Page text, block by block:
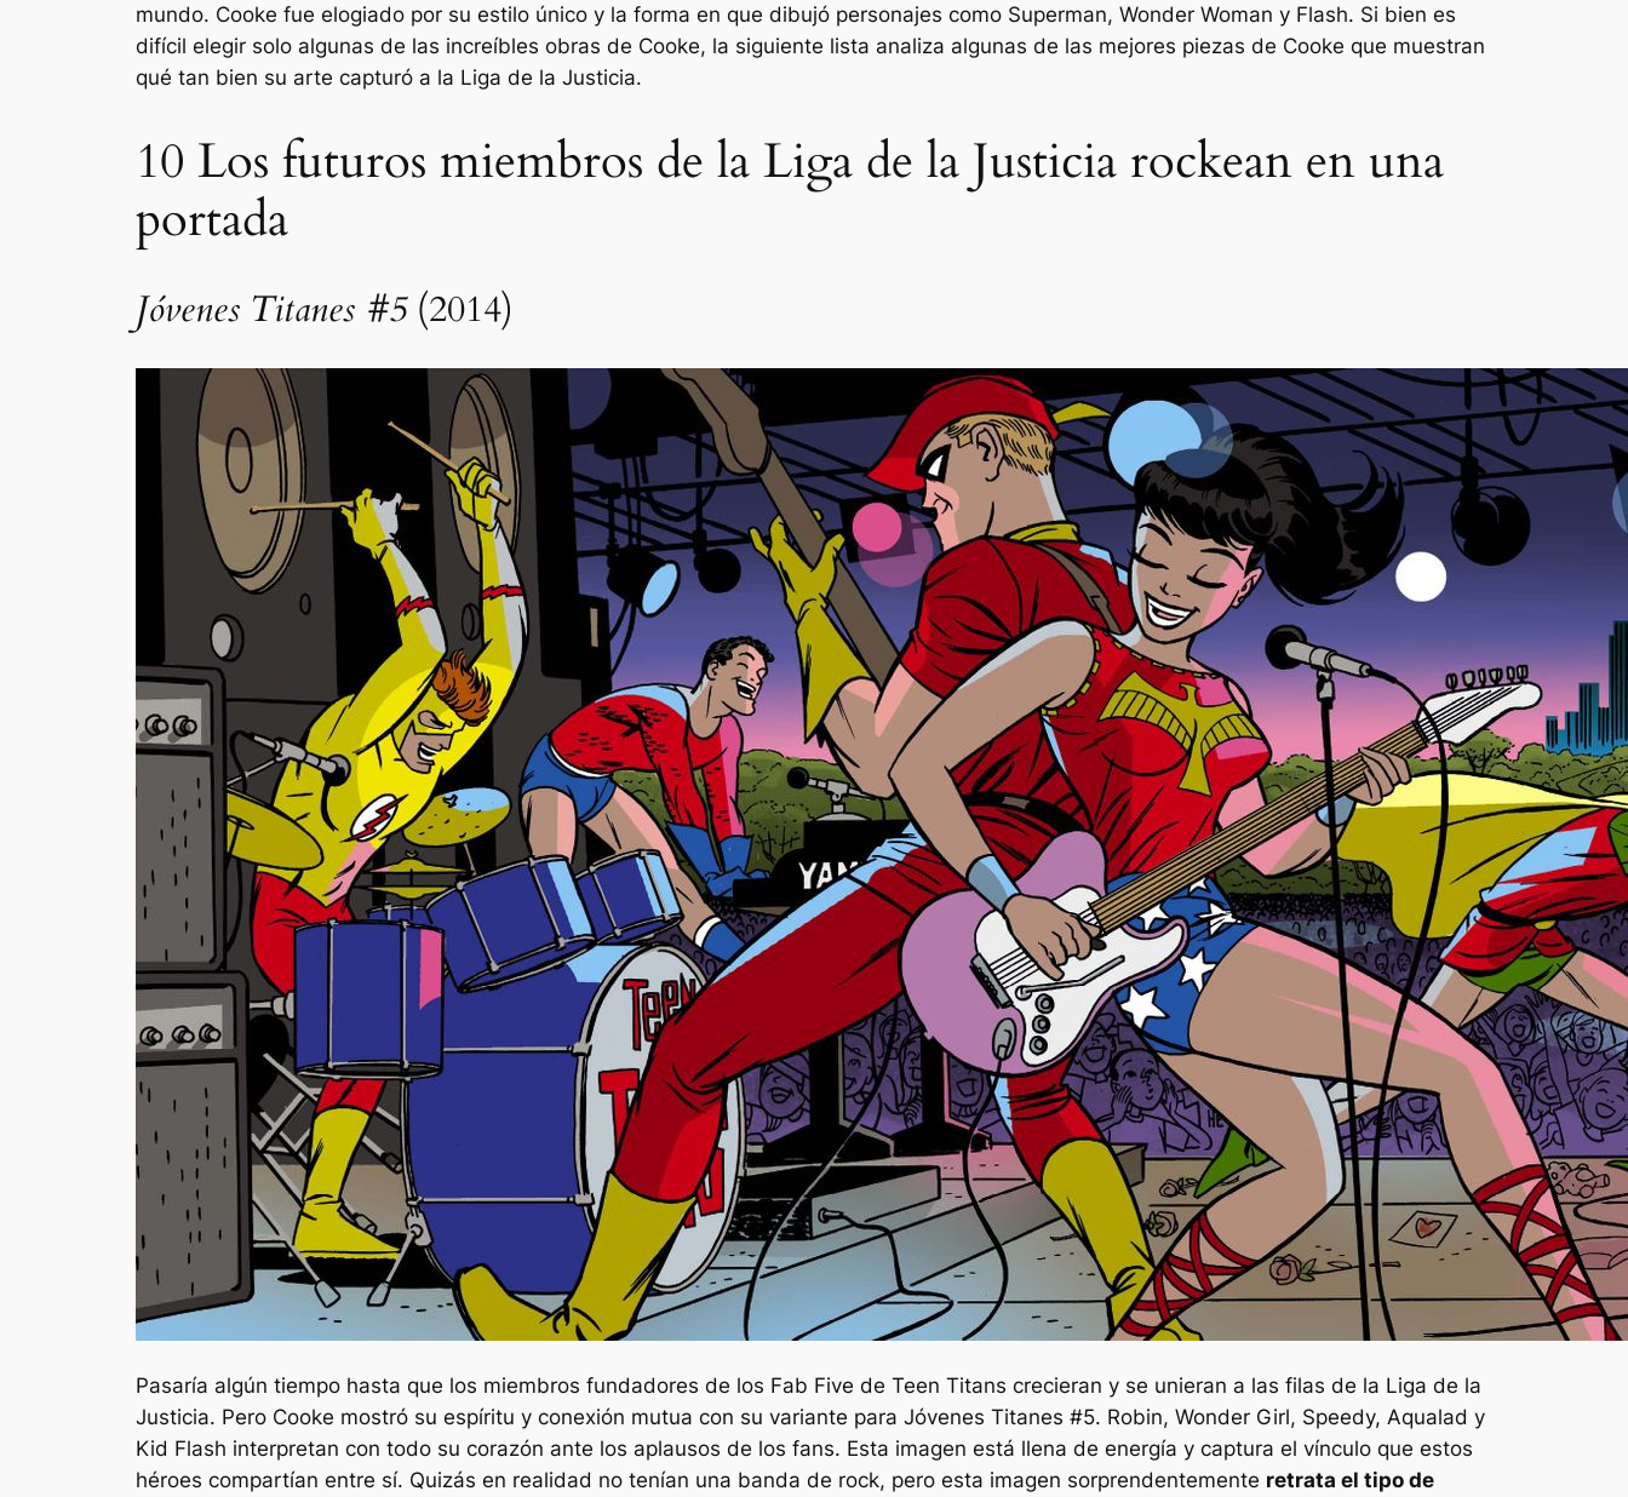
mundo. Cooke fue elogiado por su estilo único y la forma en que dibujó personajes como Superman, Wonder Woman y Flash. Si bien es
difícil elegir solo algunas de las increíbles obras de Cooke, la siguiente lista analiza algunas de las mejores piezas de Cooke que muestran
qué tan bien su arte capturó a la Liga de la Justicia.
10 Los futuros miembros de la Liga de la Justicia rockean en una
portada
Jóvenes Titanes #5 (2014)
Pasaría algún tiempo hasta que los miembros fundadores de los Fab Five de Teen Titans crecieran y se unieran a las filas de la Liga de la
Justicia. Pero Cooke mostró su espíritu y conexión mutua con su variante para Jóvenes Titanes #5. Robin, Wonder Girl, Speedy, Aqualad y
Kid Flash interpretan con todo su corazón ante los aplausos de los fans. Esta imagen está llena de energía y captura el vínculo que estos
héroes compartían entre sí. Quizás en realidad no tenían una banda de rock, pero esta imagen sorprendentemente retrata el tipo de